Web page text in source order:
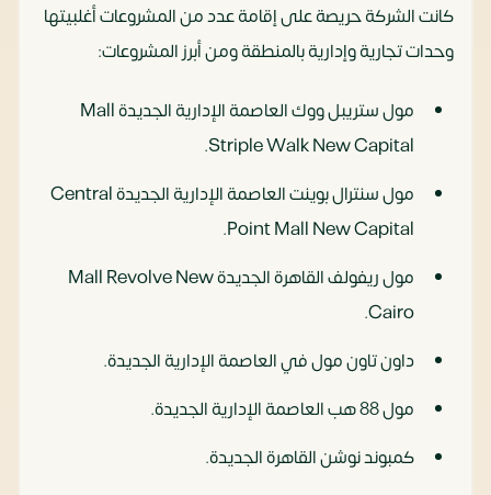
كانت الشركة حريصة على إقامة عدد من المشروعات أغلبيتها
وحدات تجارية وإدارية بالمنطقة ومن أبرز المشروعات:
مول ستريبل ووك العاصمة الإدارية الجديدة Mall
Striple Walk New Capital.
مول سنترال بوينت العاصمة الإدارية الجديدة Central
Point Mall New Capital.
مول ريفولف القاهرة الجديدة Mall Revolve New
Cairo.
داون تاون مول في العاصمة الإدارية الجديدة.
مول 88 هب العاصمة الإدارية الجديدة.
كمبوند نوشن القاهرة الجديدة.